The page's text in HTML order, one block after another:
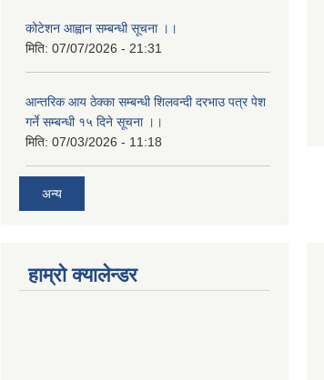
कोटेशन आह्वान सम्बन्धी सूचना ।।
मिति: 07/07/2026 - 21:31
आन्तरिक आय ठेक्का सम्बन्धी शिलवन्दी दरभाउ पत्र पेश
गर्ने सम्बन्धी १५ दिने सूचना ।।
मिति: 07/03/2026 - 11:18
अन्य
हाम्रो क्यालेन्डर